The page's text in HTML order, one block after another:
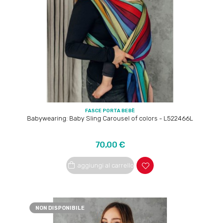
FASCE PORTA BEBÈ
Babywearing: Baby Sling Carousel of colors - L522466L
Prezzo
70,00 €
aggiungi al carrello
NON DISPONIBILE